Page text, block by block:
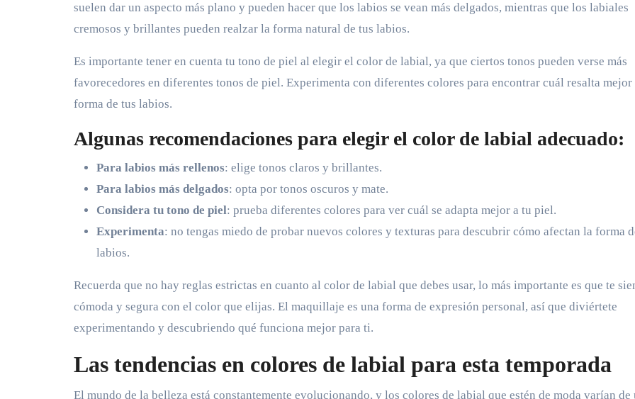
suelen dar un aspecto más plano y pueden hacer que los labios se vean más delgados, mientras que los labiales
cremosos y brillantes pueden realzar la forma natural de tus labios.
Es importante tener en cuenta tu tono de piel al elegir el color de labial, ya que ciertos tonos pueden verse más
favorecedores en diferentes tonos de piel. Experimenta con diferentes colores para encontrar cuál resalta mejor
forma de tus labios.
Algunas recomendaciones para elegir el color de labial adecuado:
Para labios más rellenos: elige tonos claros y brillantes.
Para labios más delgados: opta por tonos oscuros y mate.
Considera tu tono de piel: prueba diferentes colores para ver cuál se adapta mejor a tu piel.
Experimenta: no tengas miedo de probar nuevos colores y texturas para descubrir cómo afectan la forma
labios.
Recuerda que no hay reglas estrictas en cuanto al color de labial que debes usar, lo más importante es que te
cómoda y segura con el color que elijas. El maquillaje es una forma de expresión personal, así que diviértete
experimentando y descubriendo qué funciona mejor para ti.
Las tendencias en colores de labial para esta temporada
El mundo de la belleza está constantemente evolucionando, y los colores de labial que estén de moda varían de